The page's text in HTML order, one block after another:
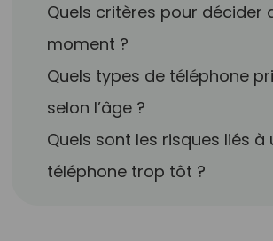
Quels critères pour décider
moment ?
Quels types de téléphone
selon l’âge ?
Quels sont les risques liés à
téléphone trop tôt ?